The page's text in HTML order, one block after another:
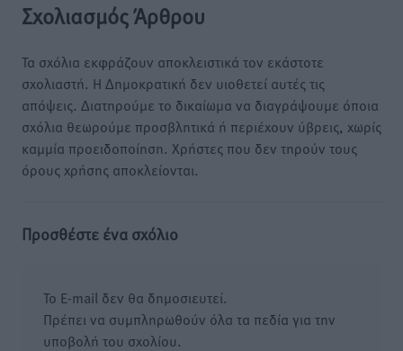
Σχολιασμός Άρθρου
Τα σχόλια εκφράζουν αποκλειστικά τον εκάστοτε
σχολιαστή. Η Δημοκρατική δεν υιοθετεί αυτές τις
απόψεις. Διατηρούμε το δικαίωμα να διαγράψουμε όποια
σχόλια θεωρούμε προσβλητικά ή περιέχουν ύβρεις, χωρίς
καμμία προειδοποίηση. Χρήστες που δεν τηρούν τους
όρους χρήσης αποκλείονται.
Προσθέστε ένα σχόλιο
Το E-mail δεν θα δημοσιευτεί.
Πρέπει να συμπληρωθούν όλα τα πεδία για την
υποβολή του σχολίου.